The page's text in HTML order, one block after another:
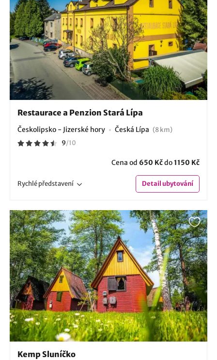
Restaurace a Penzion Stará Lípa
Českolipsko - Jizerské hory Česká Lípa (8 km)
9/10
Cena od 650 Kčdo1150 Kč
Rychlépředstavení Detailubytování
Kemp Sluníčko